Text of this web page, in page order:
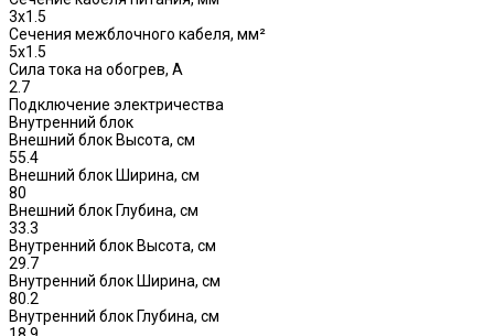
3x1.5
Сечения межблочного кабеля, мм²
5x1.5
Сила тока на обогрев, А
2.7
Подключение электричества
Внутренний блок
Внешний блок Высота, см
55.4
Внешний блок Ширина, см
80
Внешний блок Глубина, см
33.3
Внутренний блок Высота, см
29.7
Внутренний блок Ширина, см
80.2
Внутренний блок Глубина, см